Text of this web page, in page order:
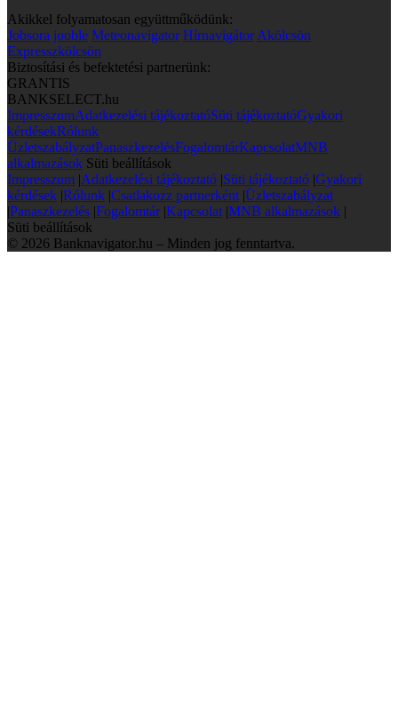
Akikkel folyamatosan együttműködünk:
Jobsora jooble Meteonavigator Hírnavigátor Akölcsön
Expresszkölcsön
Biztosítási és befektetési partnerünk:
GRANTIS
BANKSELECT.hu
ImpresszumAdatkezelési tájékoztatóSüti tájékoztatóGyakori
kérdésekRólunk
ÜzletszabályzatPanaszkezelésFogalomtárKapcsolatMNB
alkalmazások Süti beállítások
Impresszum |Adatkezelési tájékoztató |Süti tájékoztató |Gyakori
kérdések |Rólunk |Csatlakozz partnerként |Üzletszabályzat
|Panaszkezelés |Fogalomtár |Kapcsolat |MNB alkalmazások |
Süti beállítások
© 2026 Banknavigator.hu – Minden jog fenntartva.